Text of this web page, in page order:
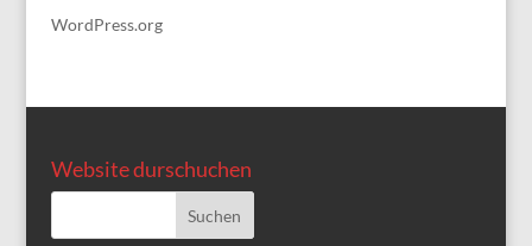
WordPress.org
Website durschuchen